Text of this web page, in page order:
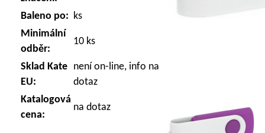
Baleno po: ks
Minimální
odběr:
10 ks
Sklad Kate
EU:
není on-line, info na
dotaz
Katalogová
cena:
na dotaz